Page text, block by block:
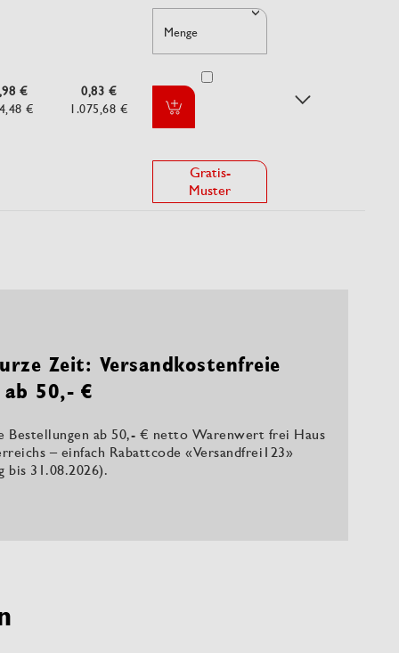
€
€
0,83 €
1.075,68 €
Menge
Gratis-
Muster
Zeit: Versandkostenfreie
50,- €
Bestellungen ab 50,- € netto Warenwert frei Haus
– einfach Rabattcode «Versandfrei123»
bis 31.08.2026).